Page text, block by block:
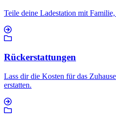
Teile deine Ladestation mit
Rückerstattungen
Lass dir die Kosten für das
erstatten.